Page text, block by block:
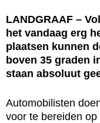
LANDGRAAF –
het vandaag erg
plaatsen kunnen
boven 35 graden
staan absoluut
Automobilisten
voor te bereiden